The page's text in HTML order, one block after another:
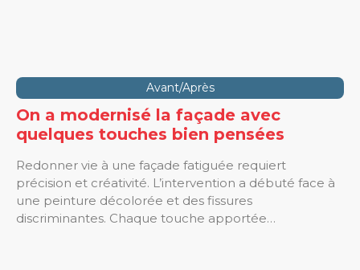
Avant/Après
On a modernisé la façade avec
quelques touches bien pensées
Redonner vie à une façade fatiguée requiert
précision et créativité. L’intervention a débuté face à
une peinture décolorée et des fissures
discriminantes. Chaque touche apportée…